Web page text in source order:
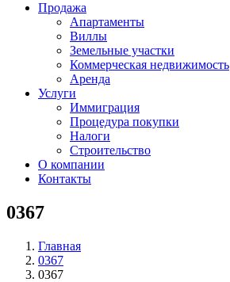
Продажа
Апартаменты
Виллы
Земельные участки
Коммерческая недвижимость
Аренда
Услуги
Иммиграция
Процедура покупки
Налоги
Строительство
О компании
Контакты
0367
Главная
0367
0367